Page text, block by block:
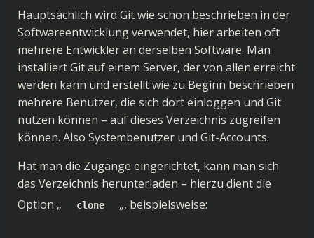
Hauptsächlich wird Git wie schon beschrieben in der
Softwareentwicklung verwendet, hier arbeiten oft
mehrere Entwickler an derselben Software. Man
installiert Git auf einem Server, der von allen erreicht
werden kann und erstellt wie zu Beginn beschrieben
mehrere Benutzer, die sich dort einloggen und Git
nutzen können – auf dieses Verzeichnis zugreifen
können. Also Systembenutzer und Git-Accounts.
Hat man die Zugänge eingerichtet, kann man sich
das Verzeichnis herunterladen – hierzu dient die
Option „
clone „, beispielsweise: